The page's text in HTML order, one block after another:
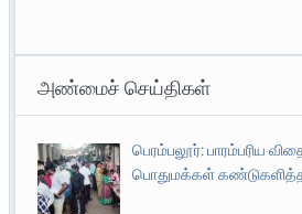
அண்மைச் செய்திகள்
பெரம்பலூர்: பாரம்பரிய
பொதுமக்கள்